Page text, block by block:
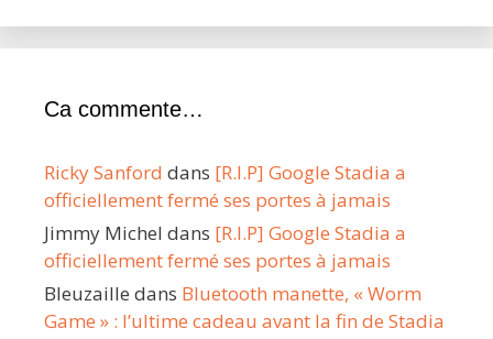
Ca commente…
Ricky Sanford dans [R.I.P] Google Stadia a
officiellement fermé ses portes à jamais
Jimmy Michel dans [R.I.P] Google Stadia a
officiellement fermé ses portes à jamais
Bleuzaille dans Bluetooth manette, « Worm
Game » : l’ultime cadeau avant la fin de Stadia